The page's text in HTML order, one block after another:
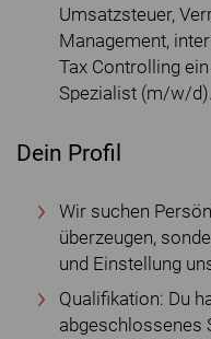
Umsatzsteuer,
Management,
Tax Controlling
Spezialist (m/w/d).
Dein Profil
Wir suchen
überzeugen,
und Einstellung
Qualifikation: Du
abgeschlossenes